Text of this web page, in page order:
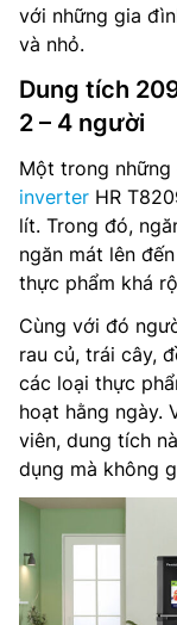
với những gia
và nhỏ.
Dung tích
2 – 4 người
Một trong
inverter HR
lít. Trong đó,
ngăn mát lên
thực phẩm khá
Cùng với đó
rau củ, trái cây,
các loại thực
hoạt hằng ngày.
viên, dung tích
dụng mà không